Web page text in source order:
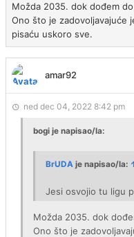
Možda 2035. dok dođem
Ono što je zadovoljavajuće
pisaću uskoro sve.
amar92
ned dec 04, 2022 8:42 pm
bogi je napisao/la:
BrUDA je napisao/la:
Jesi osvojio tu ligu
Možda 2035. dok
Ono što je